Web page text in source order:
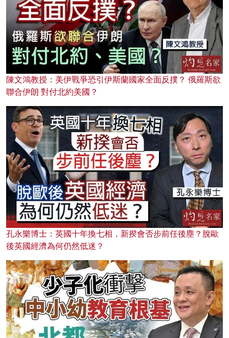
陳文鴻教授：美伊戰爭恐引伊斯蘭國家全面反撲？ 俄羅斯欲
聯合伊朗 對付北約美國？
孔永樂博士：英國十年換七相，新揆會否步前任後塵？脫歐
後英國經濟為何仍然低迷？